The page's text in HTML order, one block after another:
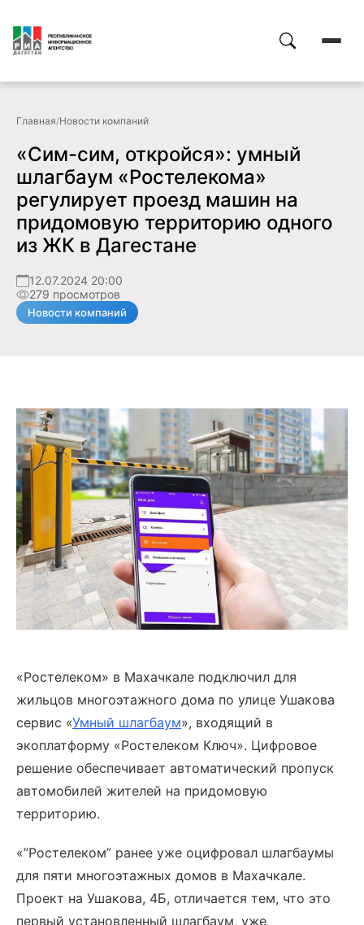
Главная/Новости компаний
«Сим-сим, откройся»: умный
шлагбаум «Ростелекома»
регулирует проезд машин на
придомовую территорию одного
из ЖК в Дагестане
12.07.2024 20:00
279 просмотров
Новости компаний
«Ростелеком» в Махачкале подключил для
жильцов многоэтажного дома по улице Ушакова
сервис «Умный шлагбаум», входящий в
экоплатформу «Ростелеком Ключ». Цифровое
решение обеспечивает автоматический пропуск
автомобилей жителей на придомовую
территорию.
«”Ростелеком” ранее уже оцифровал шлагбаумы
для пяти многоэтажных домов в Махачкале.
Проект на Ушакова, 4Б, отличается тем, что это
первый установленный шлагбаум, уже